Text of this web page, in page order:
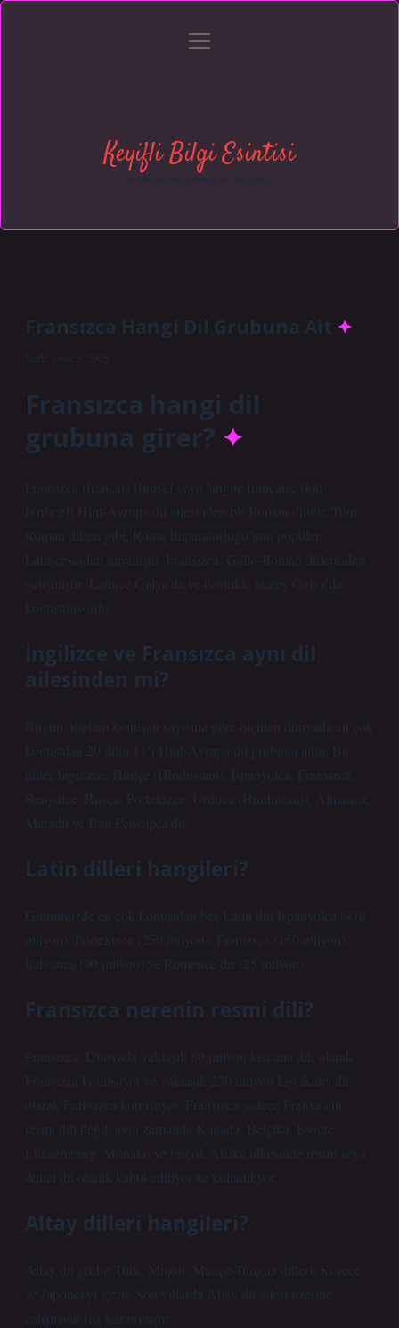
Gizlilik Politikası
menüyü
Keyifli Bilgi Esintisi
Fransızca Hangi Dil Grubuna Ait
Tarih: Ocak 5, 2025
Fransızca hangi dil
grubuna girer?
Fransızca (français [fʁɑ̃sɛ] veya langue française [lɑ̃ɡ
fʁɑ̃sɛ:z]) Hint-Avrupa dil ailesinden bir Roman dilidir. Tüm
Roman dilleri gibi, Roma İmparatorluğu’nun popüler
Latincesinden türemiştir. Fransızca, Gallo-Roman dillerinden
gelişmiştir; Latince Galya’da ve özellikle kuzey Galya’da
konuşuluyordu.
İngilizce ve Fransızca aynı dil
ailesinden mi?
Bugün, toplam konuşan sayısına göre ölçülen dünyada en çok
konuşulan 20 dilin 11’i Hint-Avrupa dil grubuna aittir. Bu
diller İngilizce, Hintçe (Hindustani), İspanyolca, Fransızca,
Bengalce, Rusça, Portekizce, Urduca (Hindustani), Almanca,
Marathi ve Batı Pencapça’dır.
Latin dilleri hangileri?
Günümüzde en çok konuşulan beş Latin dili İspanyolca (470
milyon), Portekizce (250 milyon), Fransızca (150 milyon),
İtalyanca (90 milyon) ve Romence’dir (25 milyon).
Fransızca nerenin resmi dili?
Fransızca: Dünyada yaklaşık 80 milyon kişi ana dili olarak
Fransızca konuşuyor ve yaklaşık 230 milyon kişi ikinci dil
olarak Fransızca konuşuyor. Fransızca sadece Fransa’nın
resmi dili değil, aynı zamanda Kanada, Belçika, İsviçre,
Lüksemburg, Monako ve birçok Afrika ülkesinde resmi veya
ikinci dil olarak kabul ediliyor ve kullanılıyor.
Altay dilleri hangileri?
Altay dil grubu Türk, Moğol, Mançu-Tunguz dilleri, Korece
ve Japoncayı içerir. Son yıllarda Altay dil ailesi üzerine
çalışmalar hız kazanmıştır.